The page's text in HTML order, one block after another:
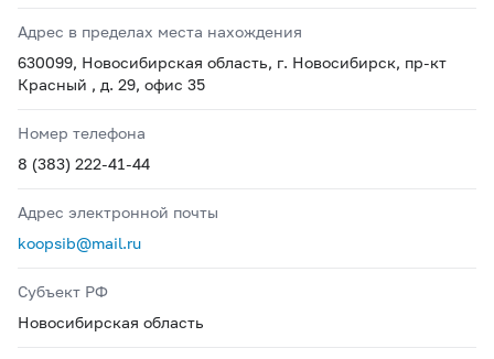
Адрес в пределах места нахождения
630099, Новосибирская область, г. Новосибирск, пр-кт
Красный , д. 29, офис 35
Номер телефона
8 (383) 222-41-44
Адрес электронной почты
koopsib@mail.ru
Субъект РФ
Новосибирская область